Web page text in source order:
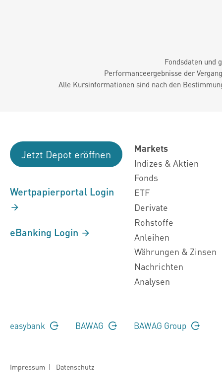
Fondsdaten und
Performanceergebnisse der
Alle Kursinformationen sind nach den
Jetzt Depot eröffnen
Wertpapierportal Login
eBanking Login
Markets
Indizes & Aktien
Fonds
ETF
Derivate
Rohstoffe
Anleihen
Währungen & Zinsen
Nachrichten
Analysen
easybank BAWAG BAWAG Group
Impressum | Datenschutz